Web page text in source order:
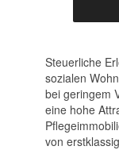
Steuerliche
sozialen
bei geringem
eine hohe
von